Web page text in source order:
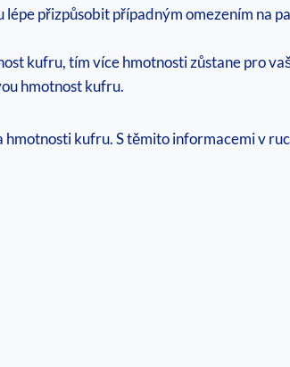
přizpůsobit případným omezením na
kufru, tím více hmotnosti zůstane pro
hmotnost kufru.
kufru. S těmito informacemi v